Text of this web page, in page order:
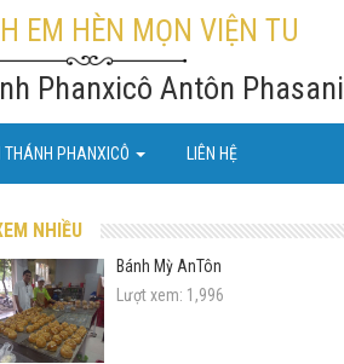
EM HÈN MỌN VIỆN TU
Phanxicô Antôn Phasani
THÁNH PHANXICÔ LIÊN HỆ
NHIỀU
Bánh Mỳ AnTôn
Lượt xem: 1,996